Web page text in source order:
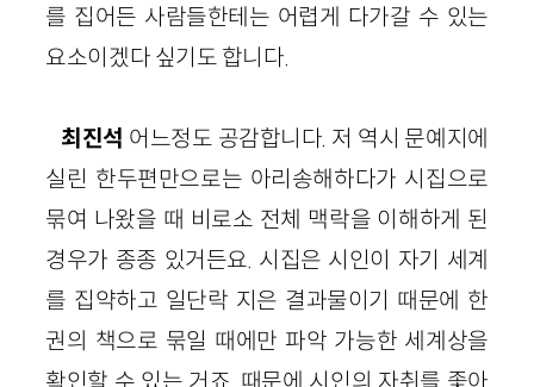
를 집어든 사람들한테는 어렵게 다가갈 수 있는
요소이겠다 싶기도 합니다.
최진석 어느정도 공감합니다. 저 역시 문예지에
실린 한두편만으로는 아리송해하다가 시집으로
묶여 나왔을 때 비로소 전체 맥락을 이해하게 된
경우가 종종 있거든요. 시집은 시인이 자기 세계
를 집약하고 일단락 지은 결과물이기 때문에 한
권의 책으로 묶일 때에만 파악 가능한 세계상을
확인할 수 있는 거죠. 때문에 시인의 자취를 좇아